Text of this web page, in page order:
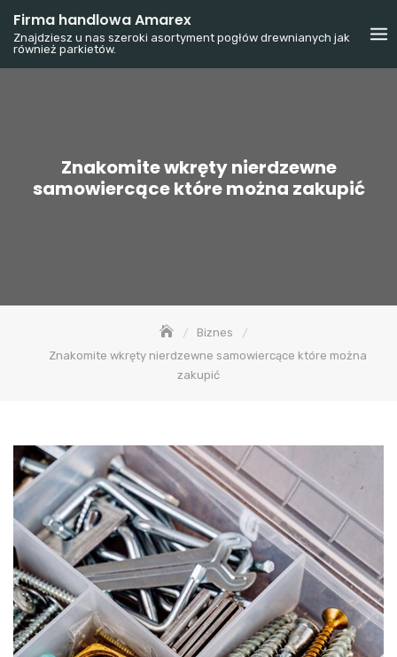
Skip
content
Firma handlowa Amarex
Znajdziesz u nas szeroki asortyment pogłów drewnianych jak
również parkietów.
Znakomite wkręty nierdzewne
samowiercące które można zakupić
Biznes
Znakomite wkręty nierdzewne samowiercące które można
zakupić